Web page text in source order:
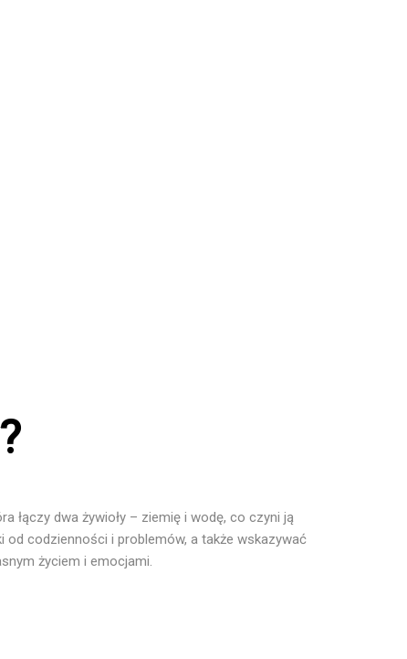
łączy dwa żywioły – ziemię i wodę, co czyni ją
od codzienności i problemów, a także wskazywać
życiem i emocjami.